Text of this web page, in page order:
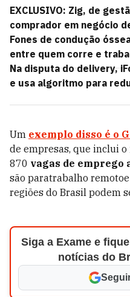
EXCLUSIVO: Zig, de
comprador em negócio
Fones de condução
entre quem corre e
Na disputa do delivery,
e usa algoritmo para
Um exemplo disso é o
de empresas, que inclui o
870 vagas de emprego
são paratrabalho
regiões do Brasil podem
Siga a Exame e
notícias do